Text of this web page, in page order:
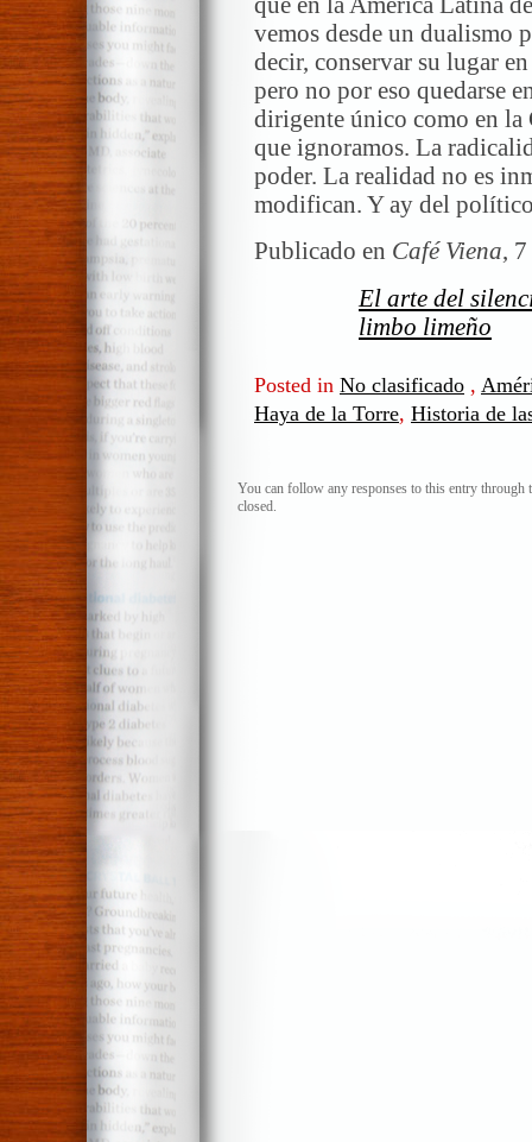
vemos desde un dualismo
decir, conservar su lugar
pero no por eso quedarse
dirigente único como en la
que ignoramos. La
poder. La realidad no es
modifican. Y ay del
Publicado en Café Viena,
El arte del
limbo limeño
Posted in No clasificado ,
Haya de la Torre, Historia de
You can follow any responses to this entry through
closed.